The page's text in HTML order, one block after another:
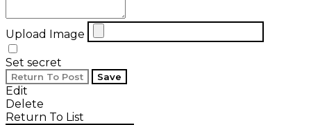
Upload Image
Set secret
Return To Post Save
Edit
Delete
Return To List